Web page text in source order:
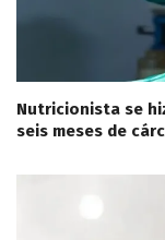
Nutricionista se
seis meses de